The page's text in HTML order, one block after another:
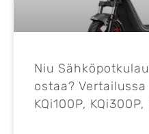
Niu
ostaa?
KQi100P, KQi300P,